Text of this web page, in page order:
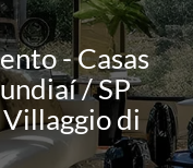
- Casas
/ SP
di